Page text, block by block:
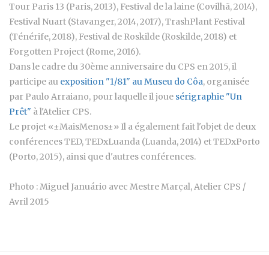
Tour Paris 13 (Paris, 2013), Festival de la laine (Covilhã, 2014),
Festival Nuart (Stavanger, 2014, 2017), TrashPlant Festival
(Ténérife, 2018), Festival de Roskilde (Roskilde, 2018) et
Forgotten Project (Rome, 2016).
Dans le cadre du 30ème anniversaire du CPS en 2015, il
participe au exposition "1/81" au Museu do Côa, organisée
par Paulo Arraiano, pour laquelle il joue sérigraphie "Un
Prêt" à l'Atelier CPS.
Le projet «±MaisMenos±» Il a également fait l'objet de deux
conférences TED, TEDxLuanda (Luanda, 2014) et TEDxPorto
(Porto, 2015), ainsi que d'autres conférences.
Photo : Miguel Januário avec Mestre Marçal, Atelier CPS /
Avril 2015